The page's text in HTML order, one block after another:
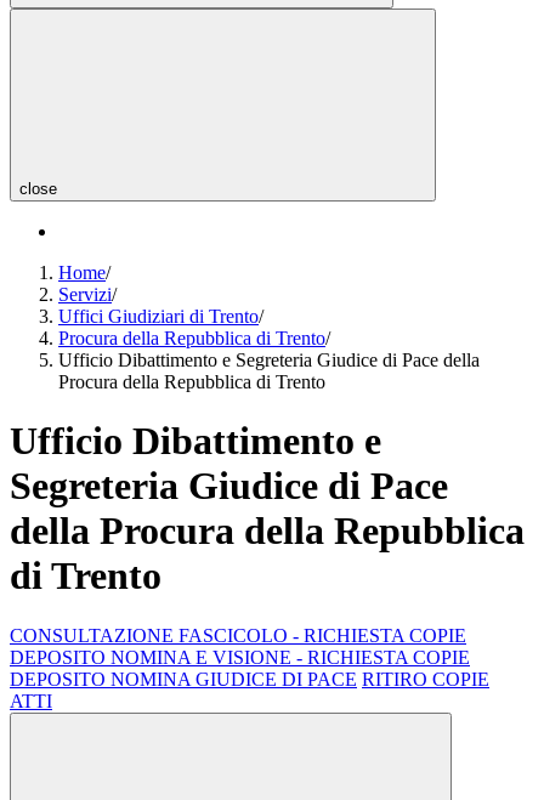
close
Home/
Servizi/
Uffici Giudiziari di Trento/
Procura della Repubblica di Trento/
Ufficio Dibattimento e Segreteria Giudice di Pace della
Procura della Repubblica di Trento
Ufficio Dibattimento e
Segreteria Giudice di Pace
della Procura della Repubblica
di Trento
CONSULTAZIONE FASCICOLO - RICHIESTA COPIE
DEPOSITO NOMINA E VISIONE - RICHIESTA COPIE
DEPOSITO NOMINA GIUDICE DI PACE RITIRO COPIE
ATTI